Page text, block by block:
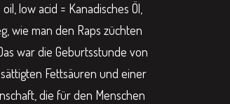
low acid = Kanadisches Öl,
wie man den Raps züchten
war die Geburtsstunde von
Fettsäuren und einer
die für den Menschen